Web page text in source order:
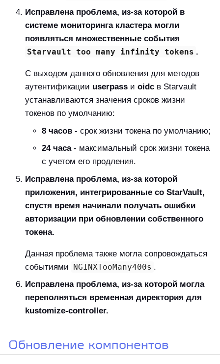
Исправлена проблема, из-за которой в
системе мониторинга кластера могли
появляться множественные события
Starvault too many infinity tokens .
С выходом данного обновления для методов
аутентификации userpass и oidc в Starvault
устанавливаются значения сроков жизни
токенов по умолчанию:
8 часов - срок жизни токена по умолчанию;
24 часа- максимальный срок жизни токена
с учетом его продления.
Исправлена проблема, из-за которой
приложения, интегрированные со StarVault,
спустя время начинали получать ошибки
авторизации при обновлении собственного
токена.
Данная проблема также могла сопровождаться
событиями NGINXTooMany400s .
Исправлена проблема, из-за которой могла
переполняться временная директория для
kustomize-controller.
Обновление компонентов